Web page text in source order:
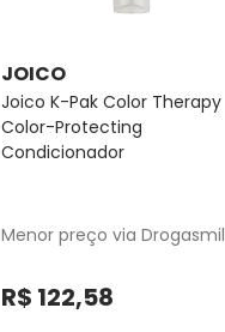
JOICO
Joico K-Pak Color Therapy
Color-Protecting
Condicionador
Menor preço via Drogasmil
R$ 122,58